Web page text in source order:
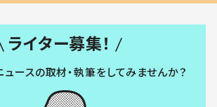
ライター募集！
ュースの取材・執筆をしてみませんか？